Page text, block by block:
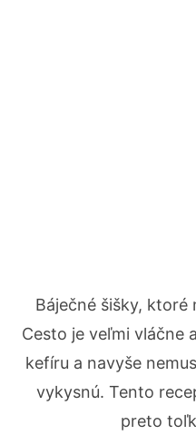
Báječné šišky,
Cesto je veľmi vláčne
kefíru a navyše
vykysnú. Tento
preto